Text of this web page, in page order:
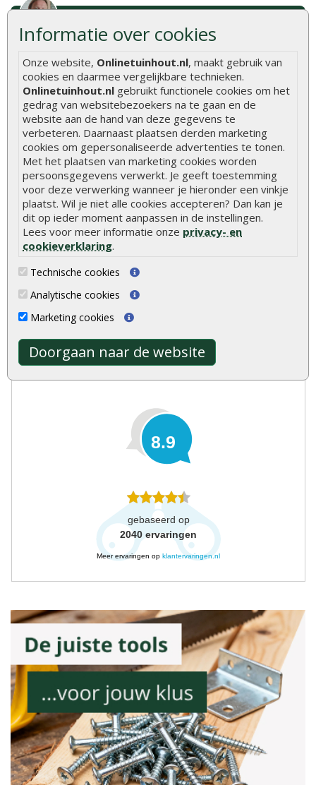
Informatie over cookies
Onze website, Onlinetuinhout.nl, maakt gebruik van
cookies en daarmee vergelijkbare technieken.
Onlinetuinhout.nl gebruikt functionele cookies om het
gedrag van websitebezoekers na te gaan en de
website aan de hand van deze gegevens te
verbeteren. Daarnaast plaatsen derden marketing
cookies om gepersonaliseerde advertenties te tonen.
Met het plaatsen van marketing cookies worden
persoonsgegevens verwerkt. Je geeft toestemming
voor deze verwerking wanneer je hieronder een vinkje
plaatst. Wil je niet alle cookies accepteren? Dan kan je
dit op ieder moment aanpassen in de instellingen.
Lees voor meer informatie onze privacy- en
cookieverklaring.
Technische cookies
Analytische cookies
Marketing cookies
Doorgaan naar de website
0320 - 258604
info@onlinetuinhout.nl
Scherpe prijzen
Snelle levering
Uitsluitend topkwaliteit
Vakkundig personeel
Ruime voorraad
24/7 online bestellen
Meer dan 40 jaar ervaring
Centraal gelegen showroom
8.9
gebaseerd op
2040 ervaringen
Meer ervaringen op klantervaringen.nl